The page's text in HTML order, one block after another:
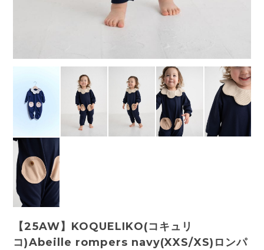
【25AW】KOQUELIKO(コキュリ
コ)Abeille rompers navy(XXS/XS)ロンパ